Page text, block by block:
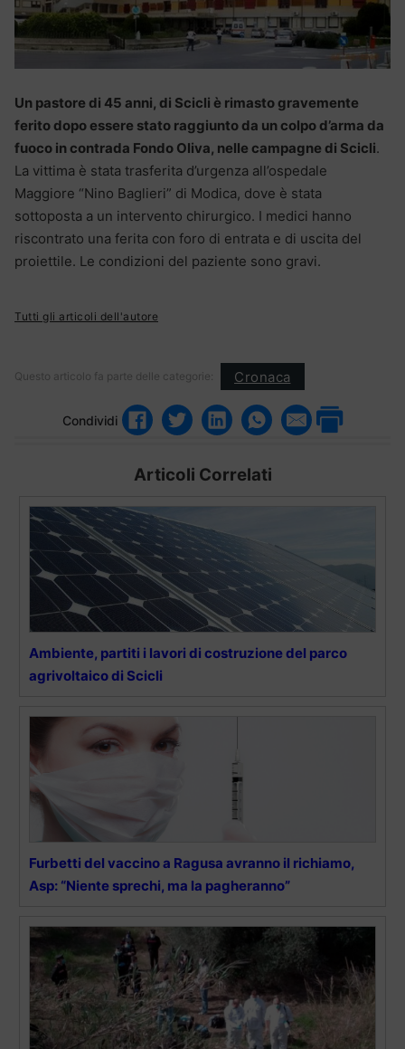
Un pastore di 45 anni, di Scicli è rimasto gravemente
ferito dopo essere stato raggiunto da un colpo d’arma da
fuoco in contrada Fondo Oliva, nelle campagne di Scicli.
La vittima è stata trasferita d’urgenza all’ospedale
Maggiore “Nino Baglieri” di Modica, dove è stata
sottoposta a un intervento chirurgico. I medici hanno
riscontrato una ferita con foro di entrata e di uscita del
proiettile. Le condizioni del paziente sono gravi.
Tutti gli articoli dell'autore
Questo articolo fa parte delle categorie: Cronaca
Condividi
Articoli Correlati
Ambiente, partiti i lavori di costruzione del parco
agrivoltaico di Scicli
Furbetti del vaccino a Ragusa avranno il richiamo,
Asp: “Niente sprechi, ma la pagheranno”